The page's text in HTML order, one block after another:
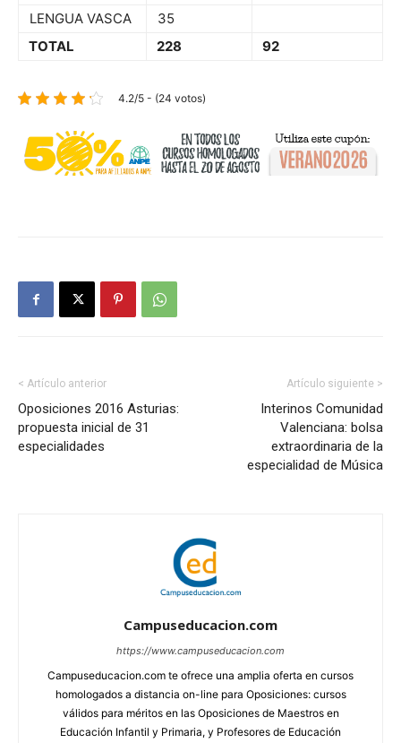
LENGUA VASCA
35
TOTAL
228 92
4.2/5 - (24 votos)
< Artículo anterior
Oposiciones 2016 Asturias:
propuesta inicial de 31
especialidades
Artículo siguiente >
Interinos Comunidad
Valenciana: bolsa
extraordinaria de la
especialidad de Música
Campuseducacion.com
https://www.campuseducacion.com
Campuseducacion.com te ofrece una amplia oferta en cursos
homologados a distancia on-line para Oposiciones: cursos
válidos para méritos en las Oposiciones de Maestros en
Educación Infantil y Primaria, y Profesores de Educación